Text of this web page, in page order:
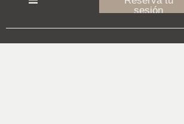
sesión